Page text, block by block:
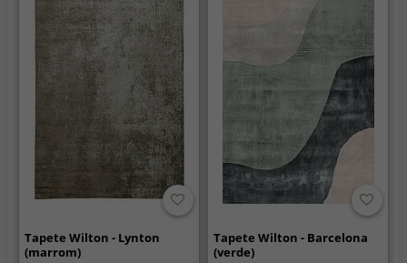
Tapete Wilton - Lynton
(marrom)
Tapete Wilton - Barcelona
(verde)